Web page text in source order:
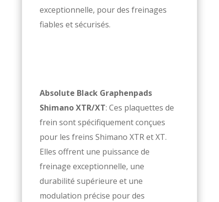
exceptionnelle, pour des freinages
fiables et sécurisés.
Absolute Black Graphenpads
Shimano XTR/XT: Ces plaquettes de
frein sont spécifiquement conçues
pour les freins Shimano XTR et XT.
Elles offrent une puissance de
freinage exceptionnelle, une
durabilité supérieure et une
modulation précise pour des